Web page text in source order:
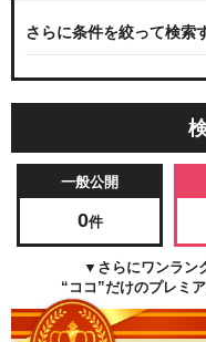
さらに条件を絞って検索
一般公開
0件
▼さらにワンラン
“ココ”だけのプレミ